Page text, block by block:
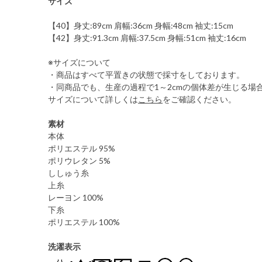
【40】身丈:89cm 肩幅:36cm 身幅:48cm 袖丈:15cm
【42】身丈:91.3cm 肩幅:37.5cm 身幅:51cm 袖丈:16cm
※サイズについて
・商品はすべて平置きの状態で採寸をしております。
・同商品でも、生産の過程で1～2cmの個体差が生じる場
サイズについて詳しくはこちらをご確認ください。
素材
本体
ポリエステル 95%
ポリウレタン 5%
ししゅう糸
上糸
レーヨン 100%
下糸
ポリエステル 100%
洗濯表示